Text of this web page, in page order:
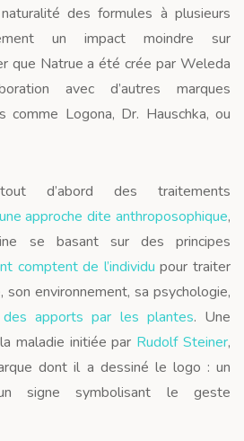
des formules à plusieurs
un impact moindre sur
que Natrue a été crée par Weleda
avec d’autres marques
comme Logona, Dr. Hauschka, ou
d’abord des traitements
une approche dite anthroposophique,
se basant sur des principes
comptent de l’individu pour traiter
son environnement, sa psychologie,
des apports par les plantes. Une
maladie initiée par Rudolf Steiner,
dont il a dessiné le logo : un
signe symbolisant le geste